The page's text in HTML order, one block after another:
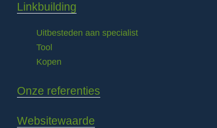
Linkbuilding
Uitbesteden aan specialist
Tool
Kopen
Onze referenties
Websitewaarde